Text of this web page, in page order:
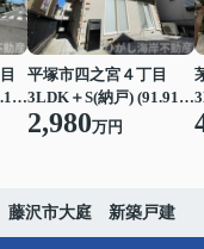
2LDK＋2S(納戸) (87.15㎡)
平塚市四之宮４丁目
3LDK＋S(納戸) (91.91㎡)
2,980万円
藤沢市大庭 新築戸建